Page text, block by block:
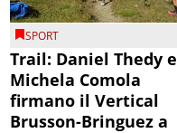
SPORT
Trail: Daniel Thedy e
Michela Comola
firmano il Vertical
Brusson-Bringuez a